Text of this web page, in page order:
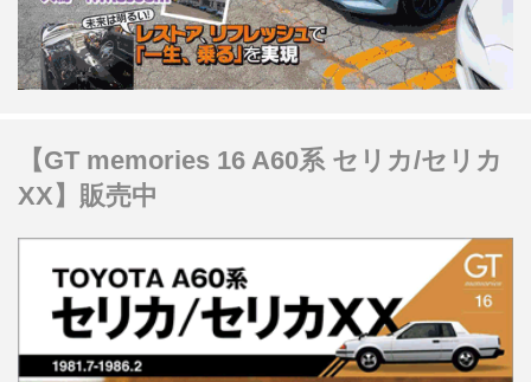
【GT memories 16 A60系 セリカ/セリカ
XX】販売中